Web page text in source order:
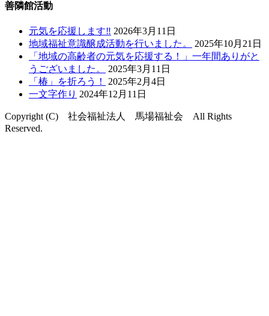
元
気
に
ろ
う
魚
善隣館活動
元気を応援します‼ 2026年3月11日
地域福祉意識醸成活動を行いました。
2025年10月21日
「地域の高齢者の元気を応援する！」一年間ありがと
うございました。
2025年3月11日
「椿」を折ろう！
2025年2月4日
一文字作り 2024年12月11日
Copyright (C) 社会福祉法人 馬場福祉会 All Rights
Reserved.